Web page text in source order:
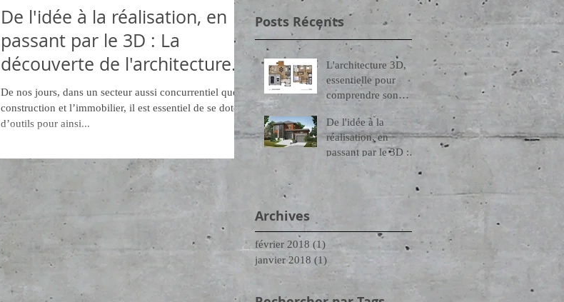
De l'idée à la réalisation, en
passant par le 3D : La
découverte de l'architecture
3D
De nos jours, dans un secteur aussi concurrentiel que la
construction et l’immobilier, il est essentiel de se doter
d’outils pour ainsi...
Posts Récents
L'architecture 3D,
essentielle pour
comprendre son
De l'idée à la
réalisation, en
passant par le 3D :
La découverte de
Archives
février 2018 (1) 1 post
janvier 2018 (1) 1 post